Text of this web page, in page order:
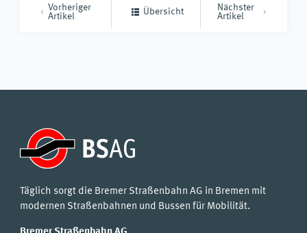
Vorheriger
Artikel
Übersicht
Nächster
Artikel
Täglich sorgt die Bremer Straßenbahn AG in Bremen mit
modernen Straßenbahnen und Bussen für Mobilität.